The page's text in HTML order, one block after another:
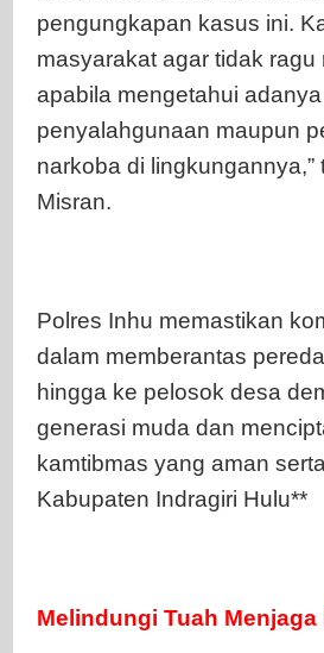
pengungkapan kasus ini.
masyarakat agar tidak ragu
apabila mengetahui
penyalahgunaan maupun
narkoba di lingkungannya,”
Misran.
Polres Inhu memastikan
dalam memberantas
hingga ke pelosok desa
generasi muda dan
kamtibmas yang aman
Kabupaten Indragiri Hulu**
Melindungi Tuah Menjaga